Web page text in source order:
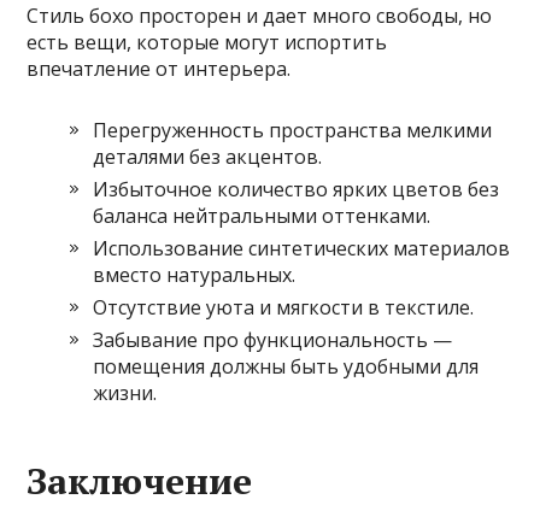
Стиль бохо просторен и дает много свободы, но
есть вещи, которые могут испортить
впечатление от интерьера.
Перегруженность пространства мелкими
деталями без акцентов.
Избыточное количество ярких цветов без
баланса нейтральными оттенками.
Использование синтетических материалов
вместо натуральных.
Отсутствие уюта и мягкости в текстиле.
Забывание про функциональность —
помещения должны быть удобными для
жизни.
Заключение